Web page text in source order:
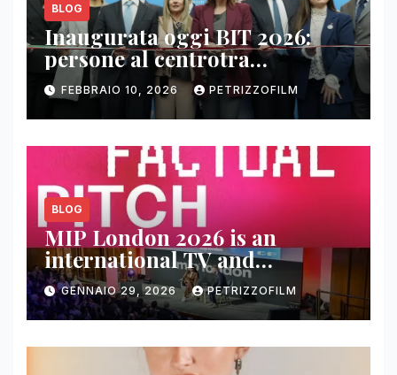
BLOG
Inaugurata oggi BIT 2026:
persone al centrotra
contenuti, relazioni e business
FEBBRAIO 10, 2026 PETRIZZOFILM
BLOG
MIP London 2026 is an
international TV and
streaming content market
GENNAIO 29, 2026 PETRIZZOFILM